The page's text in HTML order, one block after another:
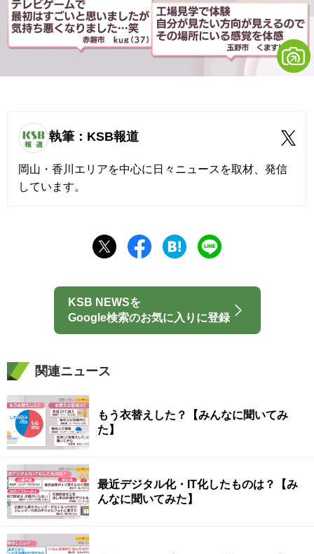
執筆：KSB報道
岡山・香川エリアを中心に日々ニュースを取材、発信
しています。
KSB NEWSを
Google検索のお気に入りに登録
関連ニュース
もう衣替えした？【みんなに聞いてみ
た】
最近デジタル化・IT化したものは？【み
んなに聞いてみた】